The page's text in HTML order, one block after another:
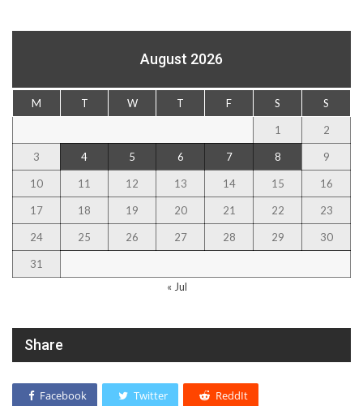
August 2026
M T W T F S S
1 2
3 4 5 6 7 8 9
10 11 12 13 14 15 16
17 18 19 20 21 22 23
24 25 26 27 28 29 30
31
« Jul
Share
Facebook Twitter ReddIt